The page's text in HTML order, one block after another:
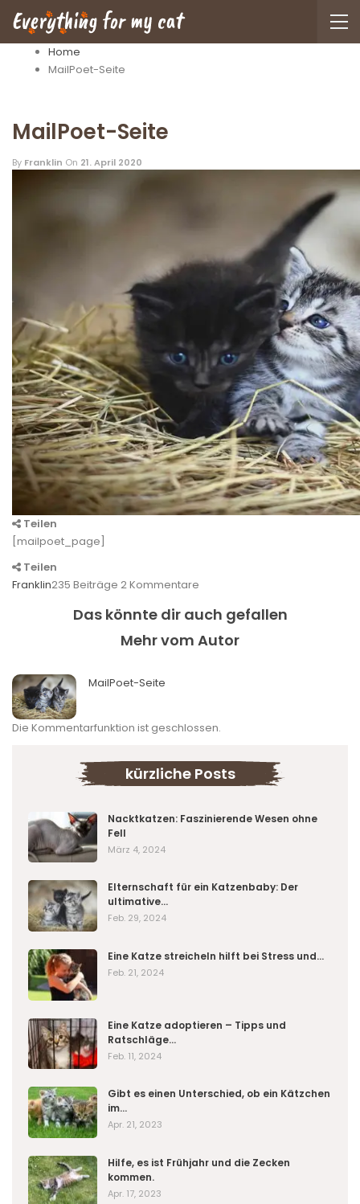
Home
MailPoet-Seite
MailPoet-Seite
By Franklin On 21. April 2020
Teilen
[mailpoet_page]
Teilen
Franklin235 Beiträge 2 Kommentare
Das könnte dir auch gefallen
Mehr vom Autor
MailPoet-Seite
Die Kommentarfunktion ist geschlossen.
kürzliche Posts
Nacktkatzen: Faszinierende Wesen ohne
Fell
März 4, 2024
Elternschaft für ein Katzenbaby: Der
ultimative…
Feb. 29, 2024
Eine Katze streicheln hilft bei Stress und…
Feb. 21, 2024
Eine Katze adoptieren – Tipps und
Ratschläge…
Feb. 11, 2024
Gibt es einen Unterschied, ob ein Kätzchen
im…
Apr. 21, 2023
Hilfe, es ist Frühjahr und die Zecken
kommen.
Apr. 17, 2023